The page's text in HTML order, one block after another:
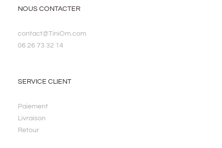
NOUS CONTACTER
contact@TiniOm.com
06 26 73 32 14
SERVICE CLIENT
Paiement
Livraison
Retour